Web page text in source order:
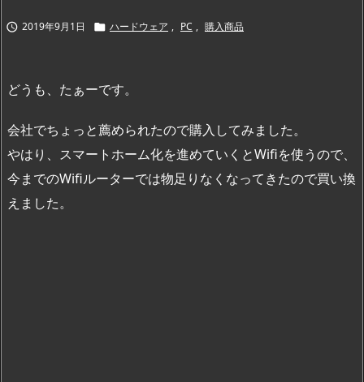
 2019年9月1日  ハードウェア , PC , 購入商品
どうも、たぁーです。
会社でちょっと薦められたので購入してみました。
やはり、スマートホーム化を進めていくとWifiを使うので、
今までのWifiルーターでは物足りなくなってきたので買い換
えました。